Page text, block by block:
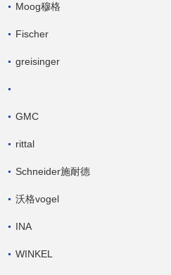
Moog穆格
Fischer
greisinger
GMC
rittal
Schneider施耐德
沃格vogel
INA
WINKEL